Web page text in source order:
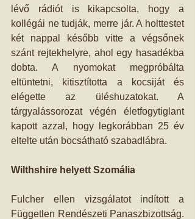
lévő rádiót is kikapcsolta, hogy a
kollégái ne tudják, merre jár. A holttestet
két nappal később vitte a végsőnek
szánt rejtekhelyre, ahol egy hasadékba
dobta. A nyomokat megpróbálta
eltüntetni, kitisztította a kocsiját és
elégette az üléshuzatokat. A
tárgyalássorozat végén életfogytiglant
kapott azzal, hogy legkorábban 25 év
eltelte után bocsátható szabadlábra.
Wilthshire helyett Szomália
Fulcher ellen vizsgálatot indított a
Független Rendészeti Panaszbizottság.